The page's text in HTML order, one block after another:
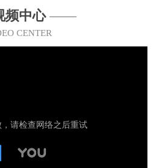
频中心——
CENTER